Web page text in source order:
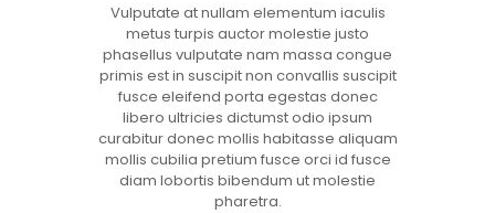
Vulputate at nullam elementum iaculis
metus turpis auctor molestie justo
phasellus vulputate nam massa congue
primis est in suscipit non convallis suscipit
fusce eleifend porta egestas donec
libero ultricies dictumst odio ipsum
curabitur donec mollis habitasse aliquam
mollis cubilia pretium fusce orci id fusce
diam lobortis bibendum ut molestie
pharetra.